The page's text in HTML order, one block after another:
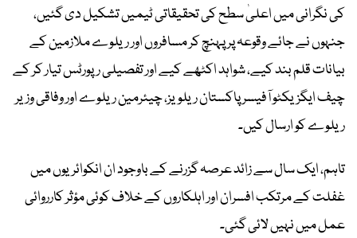
کی نگرانی میں اعلیٰ سطح کی تحقیقاتی ٹیمیں تشکیل دی گئیں،
جنہوں نے جائے وقوعہ پر پہنچ کر مسافروں اور ریلوے ملازمین کے
بیانات قلم بند کیے، شواہد اکٹھے کیے اور تفصیلی رپورٹس تیار کر کے
چیف ایگزیکٹو آفیسر پاکستان ریلویز، چیئرمین ریلوے اور وفاقی وزیر
ریلوے کو ارسال کیں۔
تاہم، ایک سال سے زائد عرصہ گزرنے کے باوجود ان انکوائریوں میں
غفلت کے مرتکب افسران اور اہلکاروں کے خلاف کوئی مؤثر کارروائی
عمل میں نہیں لائی گئی۔